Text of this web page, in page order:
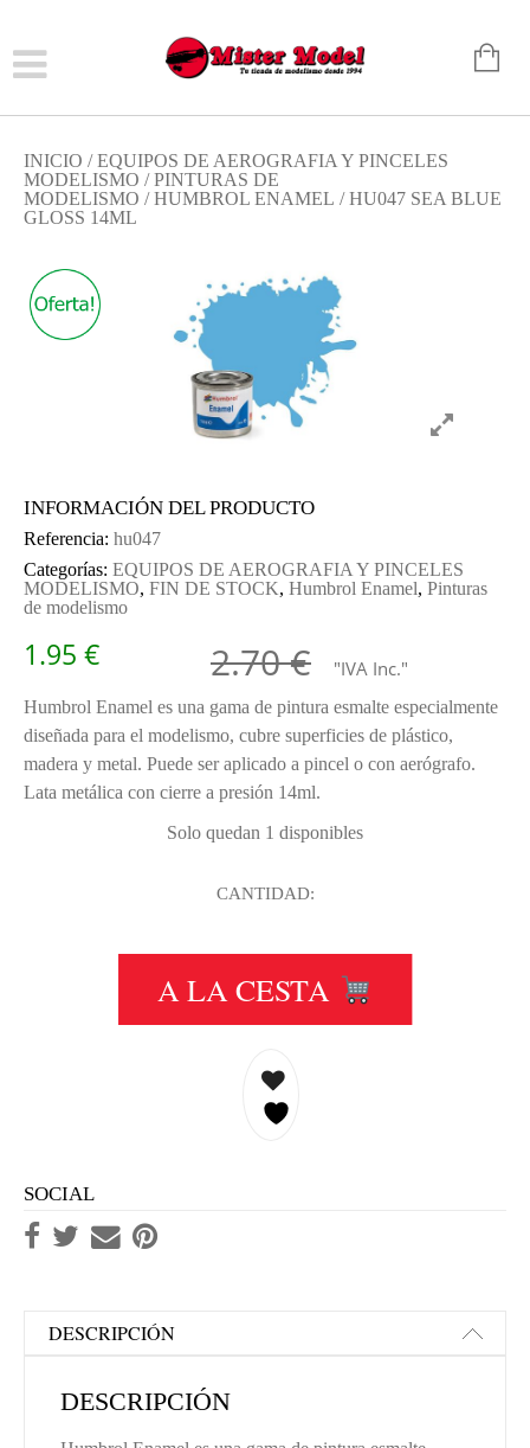
INICIO /EQUIPOS DE AEROGRAFIA Y PINCELES
MODELISMO /PINTURAS DE
MODELISMO /HUMBROL ENAMEL / HU047 SEA BLUE
GLOSS 14ML
INFORMACIÓN DEL PRODUCTO
Referencia: hu047
Categorías: EQUIPOS DE AEROGRAFIA Y PINCELES
MODELISMO, FIN DE STOCK, Humbrol Enamel, Pinturas
de modelismo
2.70€ El precio
1.95 € El precio
"IVA Inc."
Humbrol Enamel es una gama de pintura esmalte especialmente
diseñada para el modelismo, cubre superficies de plástico,
madera y metal. Puede ser aplicado a pincel o con aerógrafo.
Lata metálica con cierre a presión 14ml.
Solo quedan 1 disponibles
CANTIDAD:
HU047 SEA BLUE GLOSS 14ML
A LA CESTA
SOCIAL
DESCRIPCIÓN
DESCRIPCIÓN